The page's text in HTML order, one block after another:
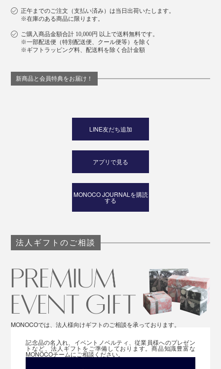
正午までのご注文（支払い済み）は当日出荷いたします。
※在庫のある商品に限ります。
ご購入商品金額合計 10,000円 以上で送料無料です。
※一部配送便（特別配送便、クール便等）を除く
※ギフトラッピング料、配送料を除く合計金額
新商品と会員特典をお届け！
LINE友だち追加
アプリで見る
MONOCO JOURNALを購読
する
法人ギフトのご相談
MONOCOでは、法人様向けギフトのご相談を承っております。
記念品の名入れ、イベントノベルティ、従業員様へのプレゼン
トなど、法人ギフトをご準備しております。商品知識豊富な
MONOCOチームにご相談ください。